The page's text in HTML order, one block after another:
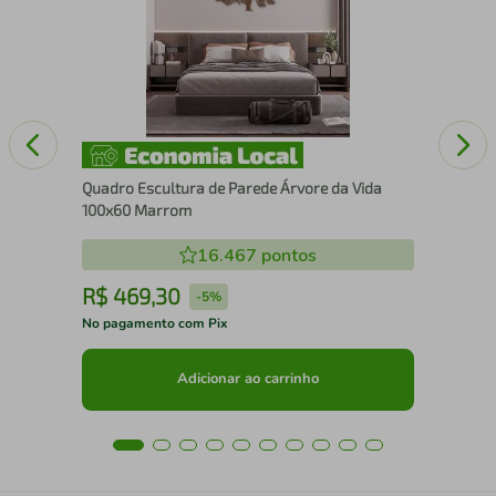
Quadro Escultura de Parede Árvore da Vida
100x60 Marrom
16.467 pontos
R$ 469,30 -5%
No pagamento com Pix
Adicionar ao carrinho